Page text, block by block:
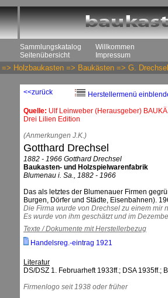
Sammlungskatalog
Seitenübersicht
Willkommen
Impressum
=> Holzbaukasten => Baukästen => G.
<<zurück
Herstellermenü
Quelle: Ulf Leinweber (Herausgeber)
Drei Lilien Edition
(Anmerkungen J.K.)
Gotthard Drechsel
1882 - 1966 Gotthard Drechsel
Baukasten- und Holzspielwarenfabrik
Blumenau i. Sa., 1882 - 1966
Das als letztes der Blumenauer Firmen
Burgen, Dörfer und Städte, Eisenbahnen).
Die Firma wurde von Drechsel zu einem mir
Es wurde von ihm geschätzt und im
Texte / Dokumente mit Herstellerbezug
Handelsreg.-eintrag 1921
Literatur
DS/DSZ 1. Februarheft 1933ff.; DSA 1935ff.;
Firmenlogo seit 1938 oder früher